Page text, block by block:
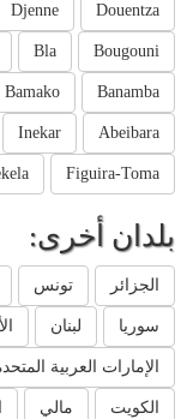
Douentza
Djenne
Bougouni
Bla
Banamba
Bamako
Abeibara
Inekar
Figuira-Toma
بلدان أخرى:
الجزائر تونس
سوريا لبنان
الإمارات العربية
الكويت مالي